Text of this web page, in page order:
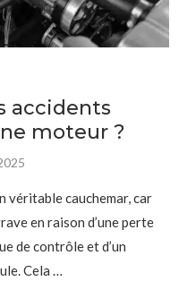
accidents
moteur ?
véritable cauchemar, car
en raison d’une perte
de contrôle et d’un
Cela …